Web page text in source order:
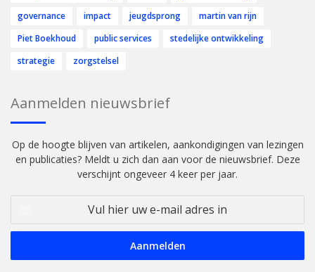
governance
impact jeugdsprong
martin van rijn
Piet Boekhoud
public services
stedelijke ontwikkeling
strategie
zorgstelsel
Aanmelden nieuwsbrief
Op de hoogte blijven van artikelen, aankondigingen van lezingen
en publicaties? Meldt u zich dan aan voor de nieuwsbrief. Deze
verschijnt ongeveer 4 keer per jaar.
uw
mail